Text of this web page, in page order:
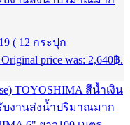
( 12 กระปุก
Original price was: 2,640฿.